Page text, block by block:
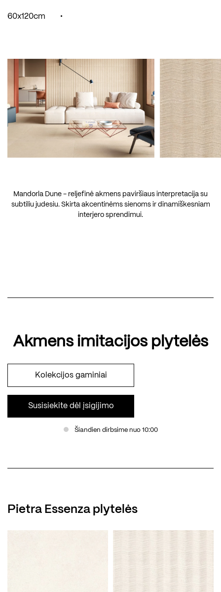
60x120cm •
Mandorla Dune - reljefinė akmens paviršiaus interpretacija su
subtiliu judesiu. Skirta akcentinėms sienoms ir dinamiškesniam
interjero sprendimui.
Akmens imitacijos plytelės
Kolekcijos gaminiai
Susisiekite dėl įsigijimo
Šiandien dirbsime nuo 10:00
Pietra Essenza plytelės